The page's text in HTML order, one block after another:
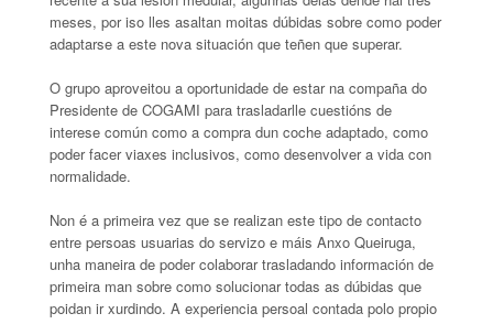
meses, por iso lles asaltan moitas dúbidas sobre como poder
adaptarse a este nova situación que teñen que superar.
O grupo aproveitou a oportunidade de estar na compaña do
Presidente de COGAMI para trasladarlle cuestións de
interese común como a compra dun coche adaptado, como
poder facer viaxes inclusivos, como desenvolver a vida con
normalidade.
Non é a primeira vez que se realizan este tipo de contacto
entre persoas usuarias do servizo e máis Anxo Queiruga,
unha maneira de poder colaborar trasladando información de
primeira man sobre como solucionar todas as dúbidas que
poidan ir xurdindo. A experiencia persoal contada polo propio